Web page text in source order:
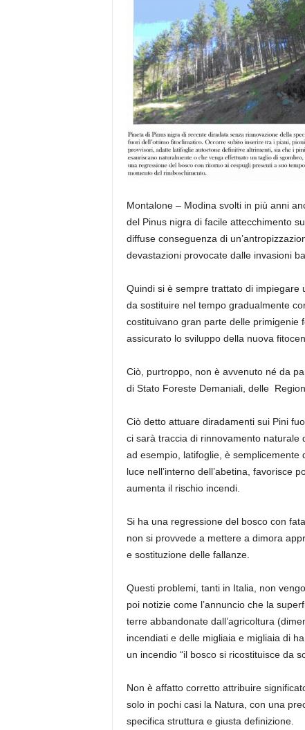
Montalone – Modina svolti in più anni
del Pinus nigra di facile attecchimento
diffuse conseguenza di
devastazioni provocate dalle invasioni
Quindi si è sempre trattato di impiegare
da sostituire nel tempo gradualmente
costituivano gran parte delle primigenie
assicurato lo sviluppo della nuova
Ciò, purtroppo, non è avvenuto né da
di Stato Foreste Demaniali, delle
Ciò detto attuare diradamenti sui Pini
ci sarà traccia di rinnovamento naturale
ad esempio, latifoglie, è semplicemente
luce nell’interno dell’abetina, favorisce
aumenta il rischio incendi.
Si ha una regressione del bosco con
non si provvede a mettere a dimora
e sostituzione delle fallanze.
Questi problemi, tanti in Italia, non
poi notizie come l’annuncio che la
terre abbandonate dall’agricoltura
incendiati e delle migliaia e migliaia di
un incendio “il bosco si ricostituisce da
Non è affatto corretto attribuire
solo in pochi casi la Natura, con una
specifica struttura e giusta definizione.